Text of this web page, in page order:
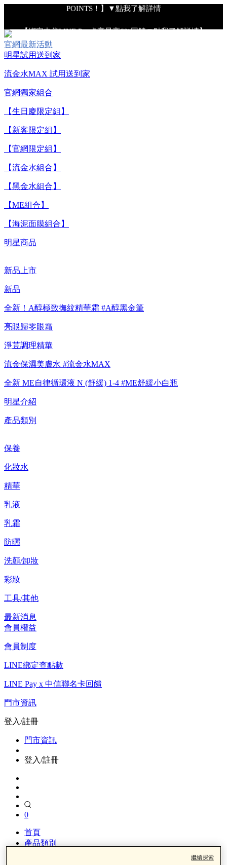
POINTS！】▼點我了解詳情
【綁定中信LINE Pay卡享最高6%回饋▼點我了解詳情】
【重要公告】IPSA 無法驗證非官方通路銷售之品牌商品的真實
性，也無法協助此類商品的售後服務
【8/4-8/9 單筆消費滿$3,000現折$300】
【8/4-8/9 新客LINE購物導購滿$2,000送100點LINE
【綁定中信LINE Pay卡享最高6%回饋▼點我了解詳情】
【重要公告】IPSA 無法驗證非官方通路銷售之品牌商品的真實
官網最新活動
明星試用送到家
流金水MAX 試用送到家
官網獨家組合
【生日慶限定組】
【新客限定組】
【官網限定組】
【流金水組合】
【黑金水組合】
【ME組合】
【海泥面膜組合】
明星商品
新品上市
新品
全新！A醇極致撫紋精華霜 #A醇黑金筆
亮眼歸零眼霜
淨荳調理精華
流金保濕美膚水 #流金水MAX
全新 ME自律循環液 N (舒緩) 1-4 #ME舒緩小白瓶
明星介紹
產品類別
保養
化妝水
精華
乳液
乳霜
防曬
洗顏/卸妝
彩妝
工具/其他
最新消息
會員權益
會員制度
LINE綁定查點數
LINE Pay x 中信聯名卡回饋
門市資訊
登入/註冊
門市資訊
登入/註冊
0
首頁
產品類別
繼續探索